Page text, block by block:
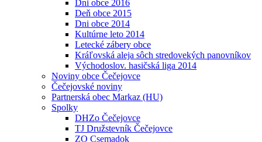
Dni obce 2016
Deň obce 2015
Dni obce 2014
Kultúrne leto 2014
Letecké zábery obce
Kráľovská aleja sôch stredovekých panovníkov
Východoslov. hasičská liga 2014
Noviny obce Čečejovce
Čečejovské noviny
Partnerská obec Markaz (HU)
Spolky
DHZo Čečejovce
TJ Družstevník Čečejovce
ZO Csemadok